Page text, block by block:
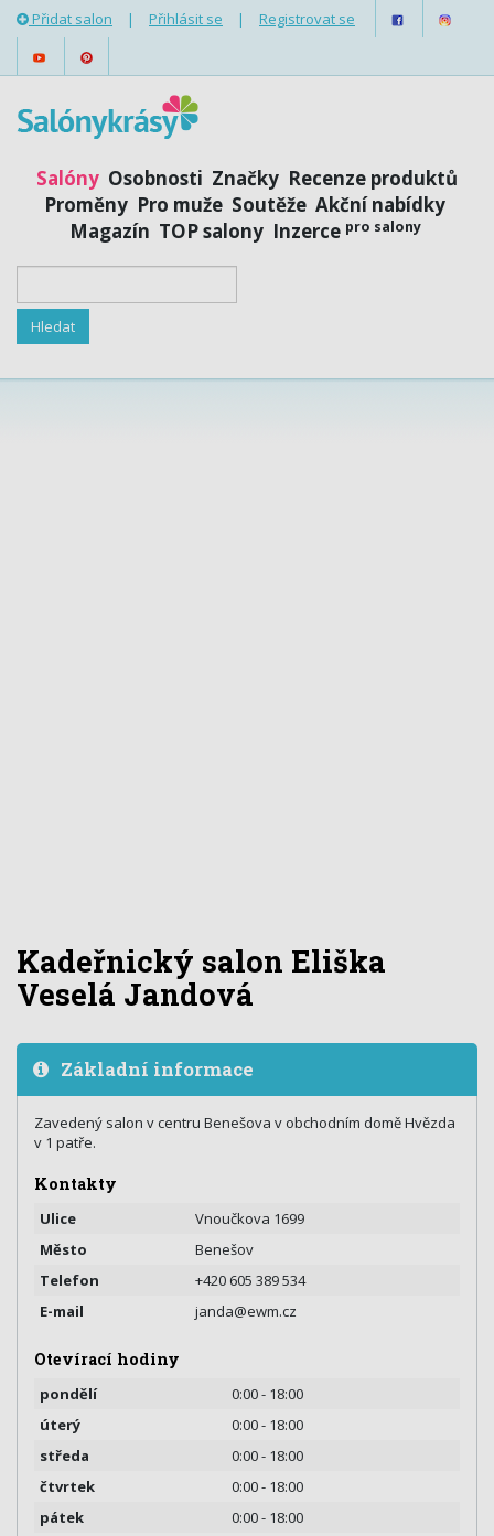
Přidat salon | Přihlásit se | Registrovat se
Salóny Osobnosti Značky Recenze produktů
Proměny Pro muže Soutěže Akční nabídky
Magazín TOP salony Inzerce pro salony
Kadeřnický salon Eliška
Veselá Jandová
Základní informace
Zavedený salon v centru Benešova v obchodním domě Hvězda
v 1 patře.
Kontakty
Ulice
Vnoučkova 1699
Město
Benešov
Telefon
+420 605 389 534
E-mail
janda@ewm.cz
Otevírací hodiny
pondělí
0:00 - 18:00
úterý
0:00 - 18:00
středa
0:00 - 18:00
čtvrtek
0:00 - 18:00
pátek
0:00 - 18:00